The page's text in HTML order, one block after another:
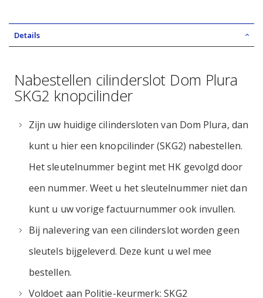
Details
Nabestellen cilinderslot Dom Plura
SKG2 knopcilinder
Zijn uw huidige cilindersloten van Dom Plura, dan
kunt u hier een knopcilinder (SKG2) nabestellen.
Het sleutelnummer begint met HK gevolgd door
een nummer. Weet u het sleutelnummer niet dan
kunt u uw vorige factuurnummer ook invullen.
Bij nalevering van een cilinderslot worden geen
sleutels bijgeleverd. Deze kunt u wel mee
bestellen.
Voldoet aan Politie-keurmerk: SKG2